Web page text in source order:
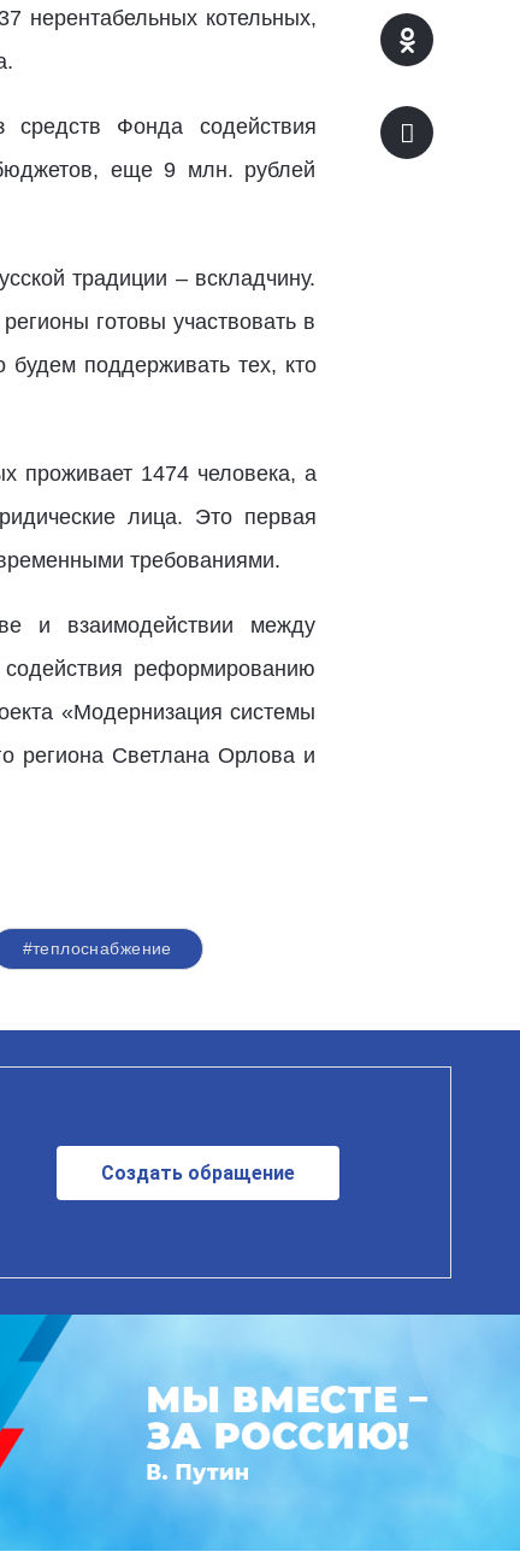
нерентабельных котельных,
Фонда содействия
еще 9 млн. рублей
традиции – вскладчину.
готовы участвовать в
поддерживать тех, кто
проживает 1474 человека, а
лица. Это первая
требованиями.
и взаимодействии между
реформированию
«Модернизация системы
региона Светлана Орлова и
#теплоснабжение
Создать обращение